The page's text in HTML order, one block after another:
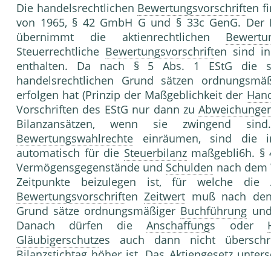
Die handelsrechtlichen Bewertungsvorschriften
von 1965, § 42 GmbH G und § 33c GenG.
übernimmt die aktienrechtlichen
Steuerrechtliche Bewertungsvorschriften sind
enthalten. Da nach § 5 Abs. 1 EStG die
handelsrechtlichen Grund sätzen
erfolgen hat (Prinzip der Maßgeblichkeit der
Vorschriften des EStG nur dann zu
Bilanzansätzen, wenn sie zwingend
Bewertungswahlrechte einräumen, sind
automatisch für die Steuerbilanzmaßgebli6h. §
Vermögensgegenstände und Schulden nach dem
Zeitpunkte beizulegen ist, für welche die
BewertungsvorschriftenZeitwert muß nach
Grund sätze ordnungsmäßiger Buchführung
Danach dürfen dieAnschaffungs oder
Gläubigerschutzes auch dann nicht